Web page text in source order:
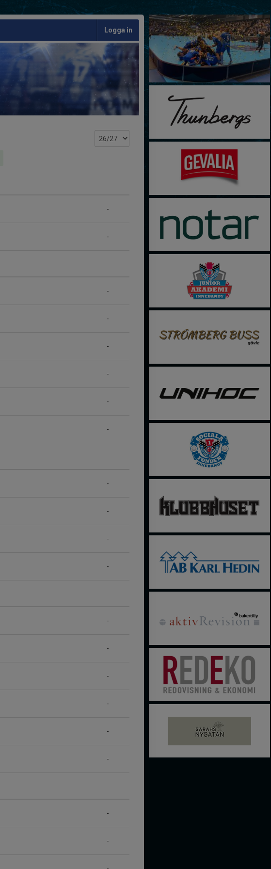
Logga in
-
-
-
-
-
-
-
-
-
-
-
-
-
-
-
-
-
-
-
-